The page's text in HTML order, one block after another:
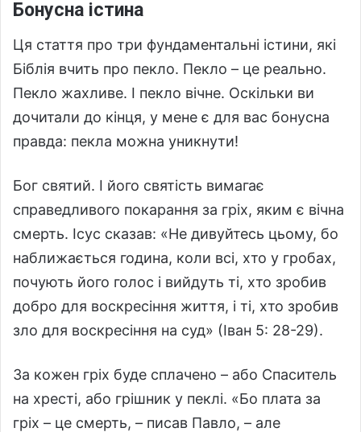
Бонусна істина
Ця стаття про три фундаментальні істини, які
Біблія вчить про пекло. Пекло – це реально.
Пекло жахливе. І пекло вічне. Оскільки ви
дочитали до кінця, у мене є для вас бонусна
правда: пекла можна уникнути!
Бог святий. І його святість вимагає
справедливого покарання за гріх, яким є вічна
смерть. Ісус сказав: «Не дивуйтесь цьому, бо
наближається година, коли всі, хто у гробах,
почують його голос і вийдуть ті, хто зробив
добро для воскресіння життя, і ті, хто зробив
зло для воскресіння на суд» (Іван 5: 28-29).
За кожен гріх буде сплачено – або Спаситель
на хресті, або грішник у пеклі. «Бо плата за
гріх – це смерть, – писав Павло, – але